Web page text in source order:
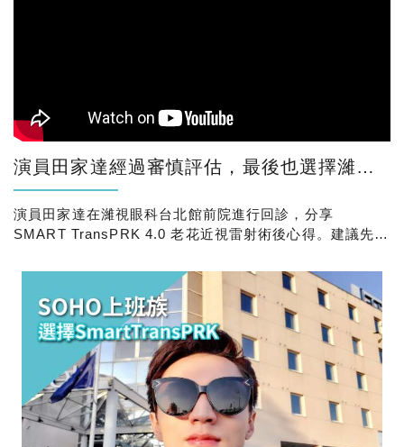
演員田家達經過審慎評估，最後也選擇濰視眼科，一次處理近視與老花！
演員田家達在濰視眼科台北館前院進行回診，分享
SMART TransPRK 4.0 老花近視雷射術後心得。建議先做